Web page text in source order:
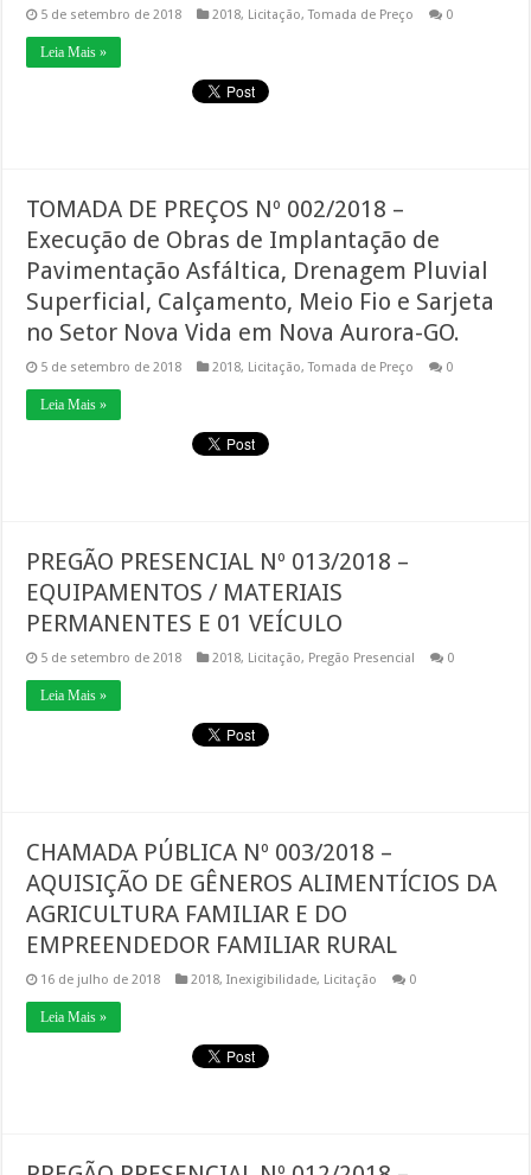
5 de setembro de 2018 2018, Licitação,Tomada de Preço 0
Leia Mais »
TOMADA DE PREÇOS Nº 002/2018 –
Execução de Obras de Implantação de
Pavimentação Asfáltica, Drenagem Pluvial
Superficial, Calçamento, Meio Fio e Sarjeta
no Setor Nova Vida em Nova Aurora-GO.
5 de setembro de 2018 2018, Licitação,Tomada de Preço 0
Leia Mais »
PREGÃO PRESENCIAL Nº 013/2018 –
EQUIPAMENTOS / MATERIAIS
PERMANENTES E 01 VEÍCULO
5 de setembro de 2018 2018, Licitação, Pregão Presencial 0
Leia Mais »
CHAMADA PÚBLICA Nº 003/2018 –
AQUISIÇÃO DE GÊNEROS ALIMENTÍCIOS DA
AGRICULTURA FAMILIAR E DO
EMPREENDEDOR FAMILIAR RURAL
16 de julho de 2018 2018,Inexigibilidade, Licitação 0
Leia Mais »